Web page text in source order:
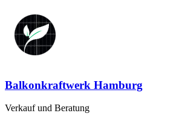
Inhalt
springen
Balkonkraftwerk Hamburg
Verkauf und Beratung